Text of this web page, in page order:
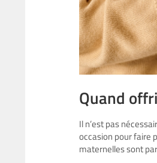
Quand
Il n’est pas
occasion pour faire
maternelles sont